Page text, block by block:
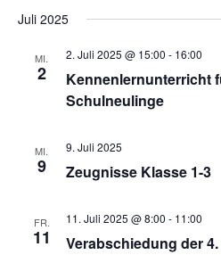
wählen.
Juli 2025
MI.
2
Kennenlernunterricht
Schulneulinge
2. Juli 2025 @ 15:00 - 16:00
MI.
9 Zeugnisse Klasse 1-3
9. Juli 2025
FR.
11 Verabschiedung der
11. Juli 2025 @ 8:00 - 11:00